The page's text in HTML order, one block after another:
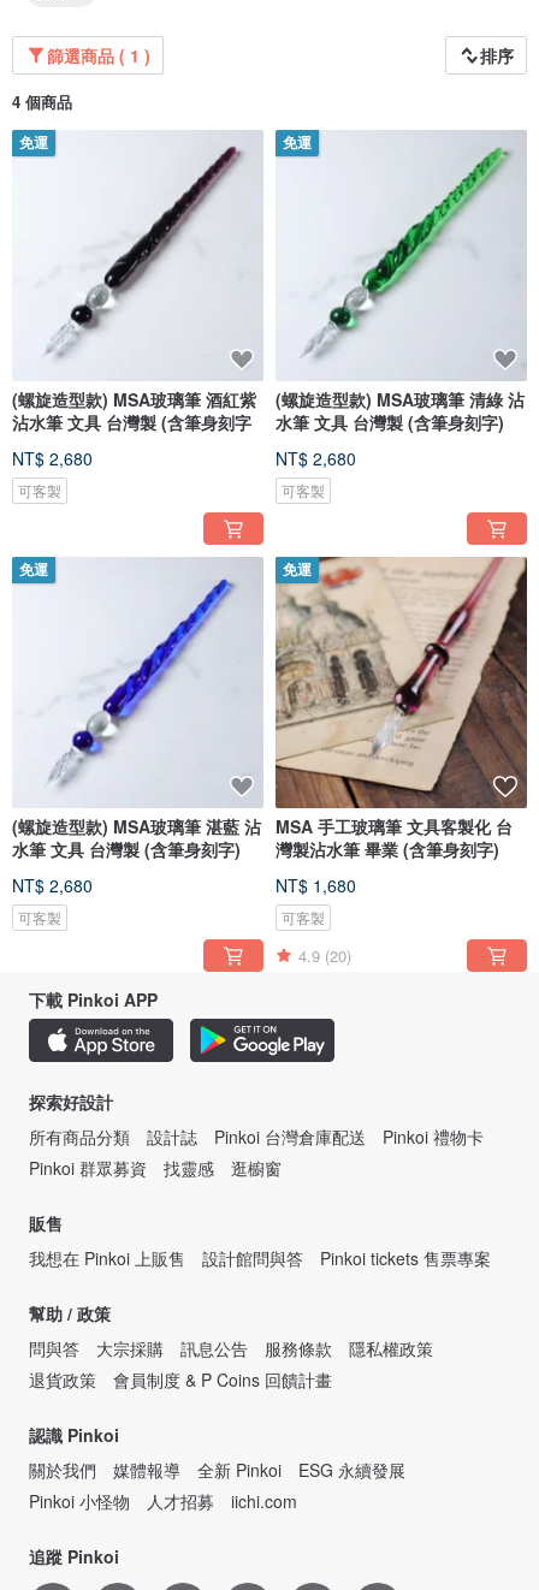
篩選商品 ( 1 ) 排序
4 個商品
免運
(螺旋造型款) MSA玻璃筆 酒紅紫
沾水筆 文具 台灣製 (含筆身刻字
NT$ 2,680
可客製
免運
(螺旋造型款) MSA玻璃筆 清綠 沾
水筆 文具 台灣製 (含筆身刻字)
NT$ 2,680
可客製
免運
(螺旋造型款) MSA玻璃筆 湛藍 沾
水筆 文具 台灣製 (含筆身刻字)
NT$ 2,680
可客製
免運
MSA 手工玻璃筆 文具客製化 台
灣製沾水筆 畢業 (含筆身刻字)
NT$ 1,680
可客製
4.9 (20)
下載 Pinkoi APP
探索好設計
所有商品分類
設計誌 Pinkoi 台灣倉庫配送
Pinkoi 禮物卡
Pinkoi 群眾募資
找靈感 逛櫥窗
販售
我想在 Pinkoi 上販售
設計館問與答 Pinkoi tickets 售票專案
幫助 / 政策
問與答
大宗採購 訊息公告 服務條款
隱私權政策
退貨政策
會員制度 & P Coins 回饋計畫
認識 Pinkoi
關於我們
媒體報導 全新 Pinkoi
ESG 永續發展
Pinkoi 小怪物
人才招募 iichi.com
追蹤 Pinkoi